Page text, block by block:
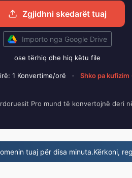
Zgjidhni skedarët tuaj
Importo nga Google Drive
ose tërhiq dhe hiq këtu file
1 Konvertime/orë · Shko pa kufizim
Pro mund të konvertojnë deri
tuaj për disa minuta.Kërkoni,